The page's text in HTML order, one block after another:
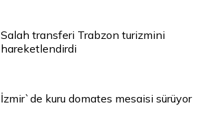
Salah transferi Trabzon turizmini
hareketlendirdi
İzmir`de kuru domates mesaisi sürüyor